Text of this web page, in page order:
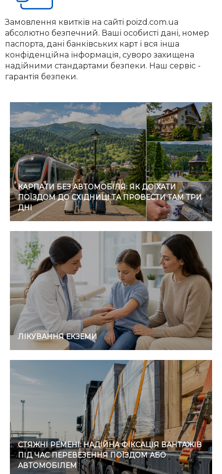
Замовлення квитків на сайті poizd.com.ua
абсолютно безпечний. Ваші особисті дані, номер
паспорта, дані банківських карт і вся інша
конфіденційна інформація, суворо захищена
надійними стандартами безпеки. Наш сервіс -
гарантія безпеки.
КАРПАТИ БЕЗ АВТОМОБІЛЯ: ЯК ДОЇХАТИ
ПОЇЗДОМ ДО СХІДНИЦІ ТА ПРОВЕСТИ ТАМ ТРИ
ДНІ
ЛІКУВАННЯ ЕКЗЕМИ
СТЯЖНІ РЕМЕНІ: НАДІЙНА ФІКСАЦІЯ ВАНТАЖІВ
ПІД ЧАС ПЕРЕВЕЗЕННЯ ПОЇЗДОМ АБО
АВТОМОБІЛЕМ